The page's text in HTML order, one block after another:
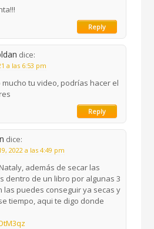
Reply
dice:
a las 6:53 pm
mucho tu video, podrías hacer el
Reply
dice:
2022 a las 4:49 pm
además de secar las
dentro de un libro por algunas 3
las puedes conseguir ya secas y
tiempo, aqui te digo donde